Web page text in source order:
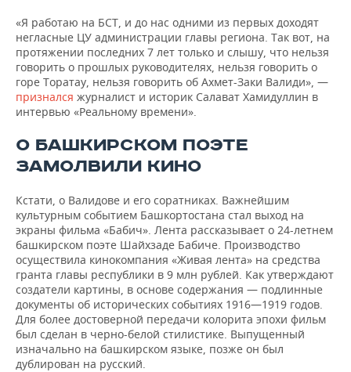
«Я работаю на БСТ, и до нас одними из первых доходят
негласные ЦУ администрации главы региона. Так вот, на
протяжении последних 7 лет только и слышу, что нельзя
говорить о прошлых руководителях, нельзя говорить о
горе Торатау, нельзя говорить об Ахмет-Заки Валиди», —
признался журналист и историк Салават Хамидуллин в
интервью «Реальному времени».
О БАШКИРСКОМ ПОЭТЕ
ЗАМОЛВИЛИ КИНО
Кстати, о Валидове и его соратниках. Важнейшим
культурным событием Башкортостана стал выход на
экраны фильма «Бабич». Лента рассказывает о 24-летнем
башкирском поэте Шайхзаде Бабиче. Производство
осуществила кинокомпания «Живая лента» на средства
гранта главы республики в 9 млн рублей. Как утверждают
создатели картины, в основе содержания — подлинные
документы об исторических событиях 1916—1919 годов.
Для более достоверной передачи колорита эпохи фильм
был сделан в черно-белой стилистике. Выпущенный
изначально на башкирском языке, позже он был
дублирован на русский.